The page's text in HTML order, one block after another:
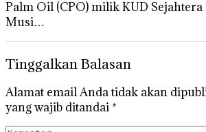
Palm Oil (CPO) milik KUD Sejahtera
Musi…
Tinggalkan Balasan
Alamat email Anda tidak akan
yang wajib ditandai *